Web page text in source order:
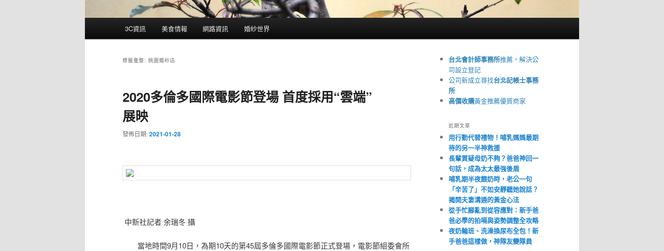
3C資訊 美食情報 網路資訊 婚紗世界
標籤彙整: 桃園婚紗店
2020多倫多國際電影節登場 首度採用“雲端”
展映
發佈日期:2021-01-28
中新社記者 余瑞冬 攝
當地時間9月10日，為期10天的第45屆多倫多國際電影節正式登場，電影節組委會所
台北會計師事務所推薦，解決公
司設立登記
公司新成立尋找台北記帳士事務
所
高價收購黃金推薦優質商家
近期文章
用行動代替禮物！哺乳媽媽最期
待的另一半神救援
長輩質疑母奶不夠？爸爸神回一
句話，成為太太最強後盾
哺乳期半夜餵奶時，老公一句
「辛苦了」不如安靜聽她說話？
揭開夫妻溝通的黃金心法
從手忙腳亂到從容應對：新手爸
爸必學的拍嗝與姿勢調整全攻略
夜奶輪班、洗澡換尿布全包！新
手爸爸這樣做，神隊友變隊員